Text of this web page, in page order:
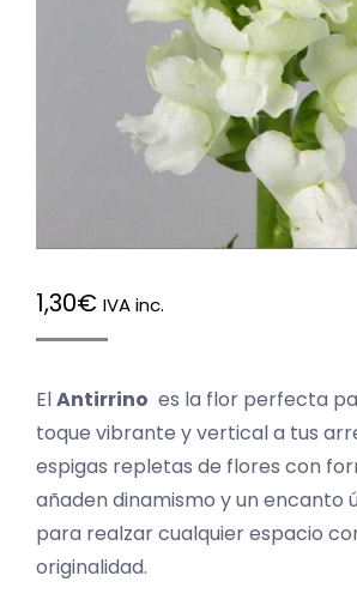
1,30€ IVA inc.
ElAntirrino es la flor perfecta
toque vibrante y vertical a tus
espigas repletas de flores con
añaden dinamismo y un encanto
para realzar cualquier espacio
originalidad.